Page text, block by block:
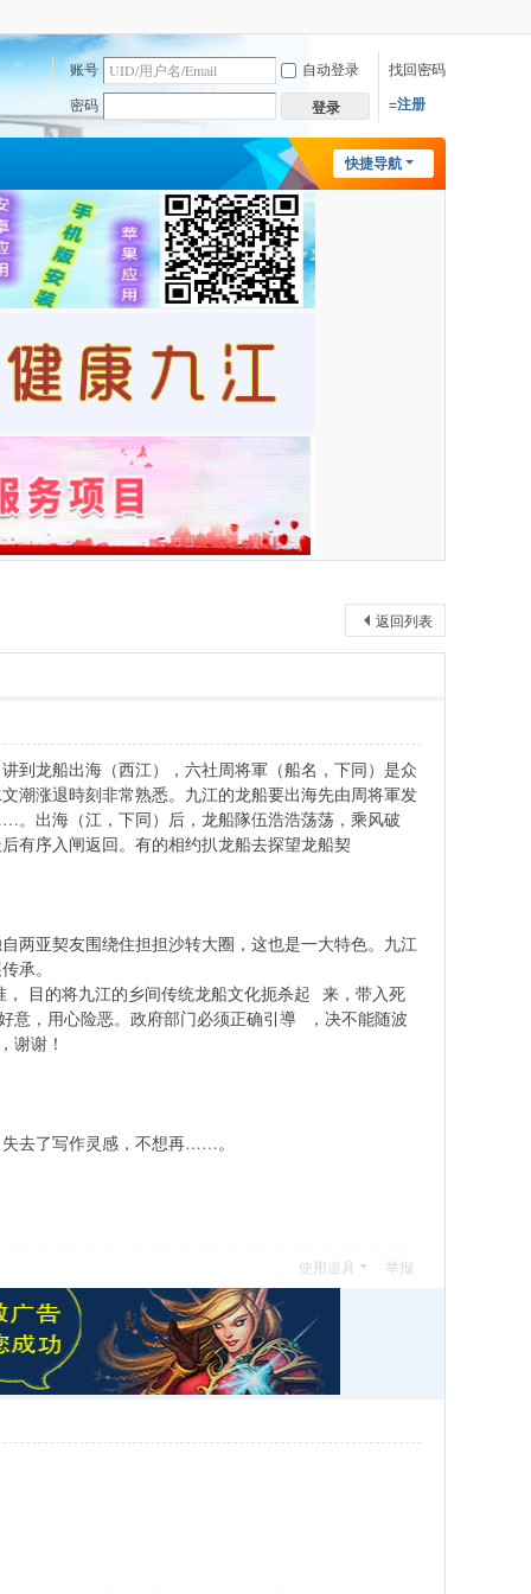
账号 自动登录
找回密码
密码
登录 =注册
快捷导航
返回列表
到龙船出海（西江），六社周将軍（船名，下同）是众
潮涨退時刻非常熟悉。九江的龙船要出海先由周将軍发
。出海（江，下同）后，龙船隊伍浩浩荡荡，乘风破
有序入闸返回。有的相约扒龙船去探望龙船契
两亚契友围绕住担担沙转大圈，这也是一大特色。九江
承。
目的将九江的乡间传统龙船文化扼杀起 来，带入死
意，用心险恶。政府部门必须正确引導 ，决不能随波
谢谢！
去了写作灵感，不想再……。
使用道具 举报